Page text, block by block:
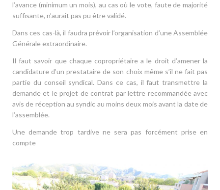
l’avance (minimum un mois), au cas où le vote, faute de majorité
suffisante, n’aurait pas pu être validé.
Dans ces cas-là, il faudra prévoir l’organisation d’une Assemblée
Générale extraordinaire.
Il faut savoir que chaque copropriétaire a le droit d’amener la
candidature d’un prestataire de son choix même s’il ne fait pas
partie du conseil syndical. Dans ce cas, il faut transmettre la
demande et le projet de contrat par lettre recommandée avec
avis de réception au syndic au moins deux mois avant la date de
l’assemblée.
Une demande trop tardive ne sera pas forcément prise en
compte